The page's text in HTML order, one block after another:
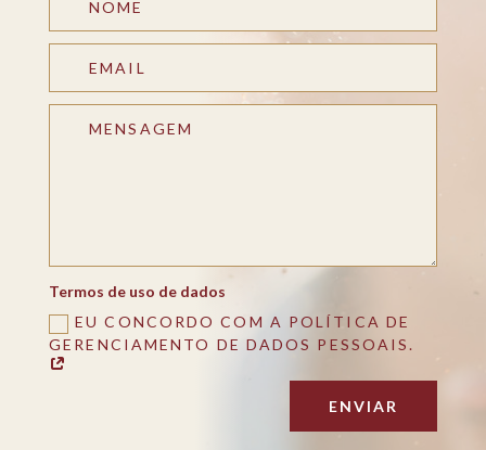
Termos de uso de dados
EU CONCORDO COM A POLÍTICA DE
GERENCIAMENTO DE DADOS PESSOAIS.
ENVIAR